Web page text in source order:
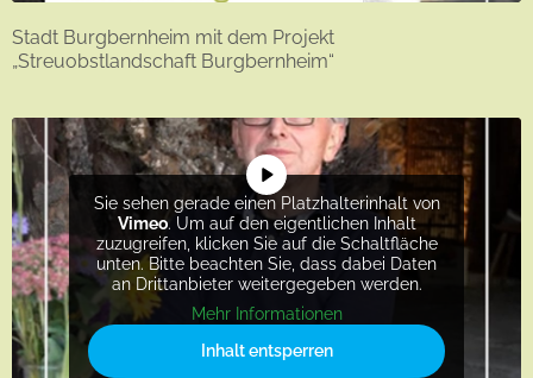
Stadt Burgbernheim mit dem Projekt
„Streuobstlandschaft Burgbernheim“
Sie sehen gerade einen Platzhalterinhalt von
Vimeo. Um auf den eigentlichen Inhalt
zuzugreifen, klicken Sie auf die Schaltfläche
unten. Bitte beachten Sie, dass dabei Daten
an Drittanbieter weitergegeben werden.
Mehr Informationen
Inhalt entsperren